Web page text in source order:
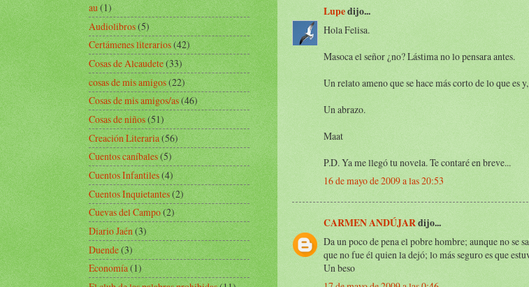
Lupedijo...
Hola Felisa.
Masoca el señor ¿no? Lástima no lo pensara antes.
Un relato ameno que se hace más corto de lo que es
Un abrazo.
Maat
P.D. Ya me llegó tu novela. Te contaré en breve...
16 de mayo de 2009 a las 20:53
CARMEN ANDÚJARdijo...
Da un poco de pena el pobre hombre; aunque no se
que no fue él quien la dejó; lo más seguro es que
Un beso
au(1)
Audiolibros(5)
Certámenes literarios(42)
Cosas de Alcaudete(33)
cosas de mis amigos(22)
Cosas de mis amigos/as(46)
Cosas de niños(51)
Creación Literaria(56)
Cuentos caníbales(5)
Cuentos Infantiles(4)
Cuentos Inquietantes(2)
Cuevas del Campo(2)
Diario Jaén(3)
Duende(3)
Economía(1)